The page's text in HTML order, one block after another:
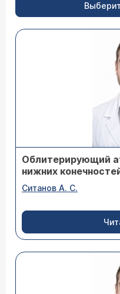
Облитерирующий
нижних
Ситанов А. С.